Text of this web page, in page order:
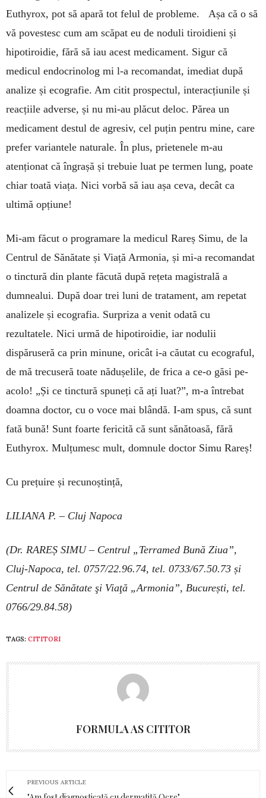
Euthyrox, pot să apară tot felul de probleme. Așa că o să
vă povestesc cum am scăpat eu de noduli tiroidieni și
hipotiroidie, fără să iau acest medicament. Sigur că
medicul endocrinolog mi l-a recomandat, imediat după
analize și ecografie. Am citit prospectul, interacțiunile și
reacțiile adverse, și nu mi-au plăcut deloc. Părea un
medicament destul de agresiv, cel puțin pentru mine, care
prefer variantele naturale. În plus, prietenele m-au
atenționat că îngrașă și trebuie luat pe termen lung, poate
chiar toată viața. Nici vorbă să iau așa ceva, decât ca
ultimă opțiune!
Mi-am făcut o programare la medicul Rareș Simu, de la
Centrul de Sănătate și Viață Armonia, și mi-a recomandat
o tinctură din plante făcută după rețeta magistrală a
dumnealui. După doar trei luni de tratament, am repetat
analizele și ecografia. Surpriza a venit odată cu
rezultatele. Nici urmă de hipotiroidie, iar nodulii
dispăruseră ca prin minune, oricât i-a căutat cu ecograful,
de mă trecuseră toate nădușelile, de frica a ce-o găsi pe-
acolo! „Și ce tinctură spuneți că ați luat?”, m-a întrebat
doamna doctor, cu o voce mai blândă. I-am spus, că sunt
fată bună! Sunt foarte fericită că sunt sănătoasă, fără
Euthyrox. Mulțumesc mult, domnule doctor Simu Rareș!
Cu prețuire și recunoștință,
LILIANA P. – Cluj Napoca
(Dr. RAREȘ SIMU – Centrul „Terramed Bună Ziua”,
Cluj-Napoca, tel. 0757/22.96.74, tel. 0733/67.50.73 și
Centrul de Sănătate şi Viaţă „Armonia”, București, tel.
0766/29.84.58)
TAGS: CITITORI
FORMULA AS CITITOR
PREVIOUS ARTICLE